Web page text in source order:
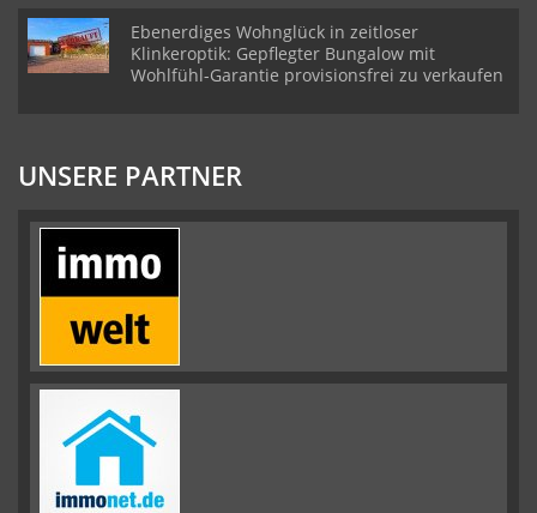
Ebenerdiges Wohnglück in zeitloser
Klinkeroptik: Gepflegter Bungalow mit
Wohlfühl-Garantie provisionsfrei zu verkaufen
UNSERE PARTNER